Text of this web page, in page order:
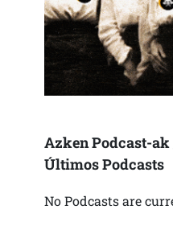
Azken Podcast-
Últimos Podcasts
No Podcasts are